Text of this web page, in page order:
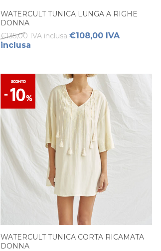
WATERCULT TUNICA LUNGA A RIGHE
DONNA
€135,00 IVA inclusa €108,00 IVA
inclusa
WATERCULT TUNICA CORTA RICAMATA
DONNA